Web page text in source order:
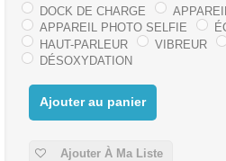
DOCK DE CHARGE
APPAREIL PHOTO SELFIE
HAUT-PARLEUR
VIBREUR
DÉSOXYDATION
Ajouter au panier
Ajouter À Ma Liste